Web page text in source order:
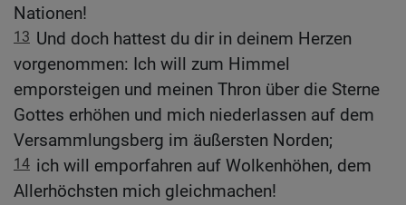
Nationen!
13 Und doch hattest du dir in deinem Herzen
vorgenommen: Ich will zum Himmel
emporsteigen und meinen Thron über die Sterne
Gottes erhöhen und mich niederlassen auf dem
Versammlungsberg im äußersten Norden;
14 ich will emporfahren auf Wolkenhöhen, dem
Allerhöchsten mich gleichmachen!